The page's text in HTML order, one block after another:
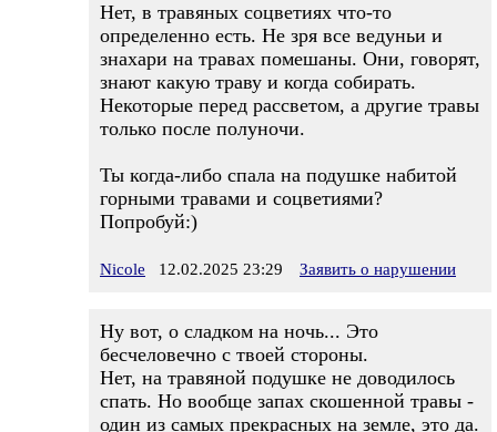
Нет, в травяных соцветиях что-то
определенно есть. Не зря все ведуньи и
знахари на травах помешаны. Они, говорят,
знают какую траву и когда собирать.
Некоторые перед рассветом, а другие травы
только после полуночи.
Ты когда-либо спала на подушке набитой
горными травами и соцветиями?
Попробуй:)
Nicole 12.02.2025 23:29 Заявить о нарушении
Ну вот, о сладком на ночь... Это
бесчеловечно с твоей стороны.
Нет, на травяной подушке не доводилось
спать. Но вообще запах скошенной травы -
один из самых прекрасных на земле, это да.